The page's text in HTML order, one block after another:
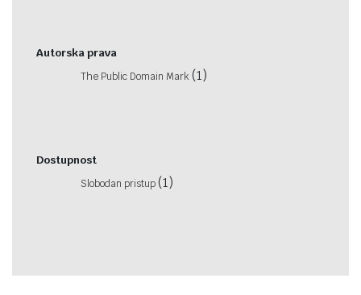
Autorska prava
The Public Domain Mark (1)
Dostupnost
Slobodan pristup(1)